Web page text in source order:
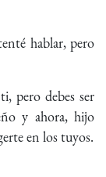
hablar, pero
pero debes ser
y ahora, hijo
en los tuyos.